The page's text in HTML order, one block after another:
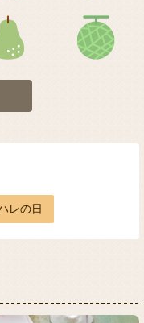
6 アイコン7
レの日